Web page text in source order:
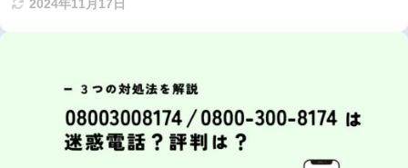
2024年11月17日